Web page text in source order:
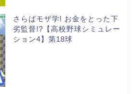
さらばモザ学! お金をとった下
劣監督!?【高校野球シミュレー
ション4】第18球